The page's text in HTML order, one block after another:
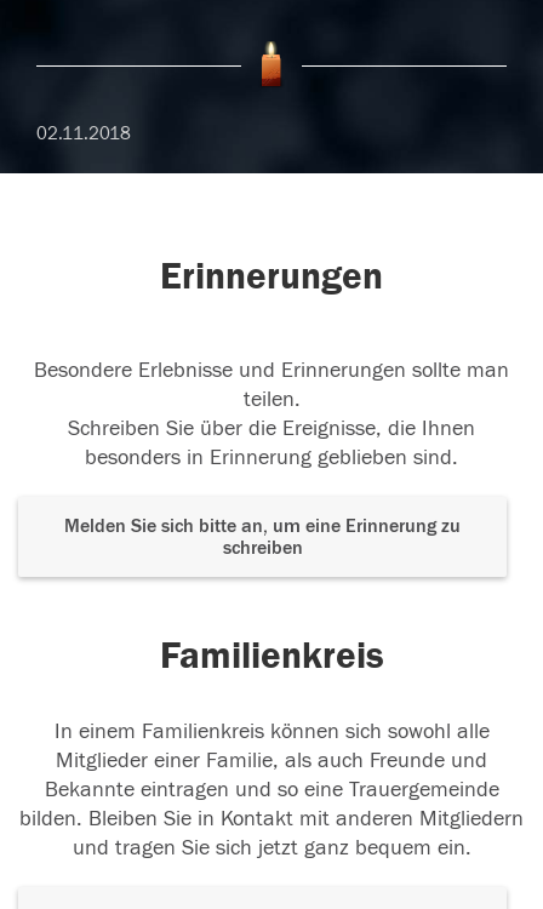
02.11.2018
Erinnerungen
Besondere Erlebnisse und Erinnerungen sollte man
teilen.
Schreiben Sie über die Ereignisse, die Ihnen
besonders in Erinnerung geblieben sind.
Melden Sie sich bitte an, um eine Erinnerung zu
schreiben
Familienkreis
In einem Familienkreis können sich sowohl alle
Mitglieder einer Familie, als auch Freunde und
Bekannte eintragen und so eine Trauergemeinde
bilden. Bleiben Sie in Kontakt mit anderen Mitgliedern
und tragen Sie sich jetzt ganz bequem ein.